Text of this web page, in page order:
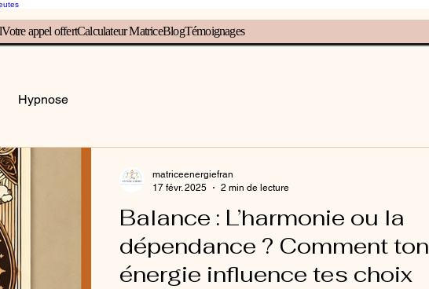
Votre appel offertCalculateur MatriceBlogTémoignages
Hypnose
Balance : L’harmonie ou la
dépendance ? Comment ton
énergie influence tes choix
matriceenergiefran
17 févr. 2025
2 min de lecture